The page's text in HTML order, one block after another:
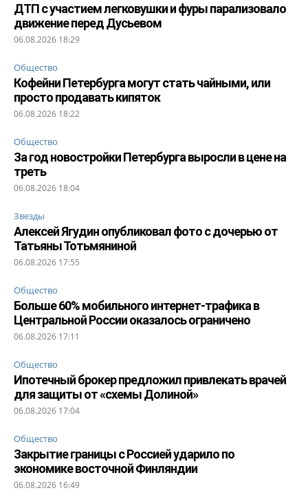
ДТП с участием легковушки и фуры парализовало
движение перед Дусьевом
06.08.2026 18:29
Общество
Кофейни Петербурга могут стать чайными, или
просто продавать кипяток
06.08.2026 18:22
Общество
За год новостройки Петербурга выросли в цене на
треть
06.08.2026 18:04
Звезды
Алексей Ягудин опубликовал фото с дочерью от
Татьяны Тотьмяниной
06.08.2026 17:55
Общество
Больше 60% мобильного интернет-трафика в
Центральной России оказалось ограничено
06.08.2026 17:11
Общество
Ипотечный брокер предложил привлекать врачей
для защиты от «схемы Долиной»
06.08.2026 17:04
Общество
Закрытие границы с Россией ударило по
экономике восточной Финляндии
06.08.2026 16:49